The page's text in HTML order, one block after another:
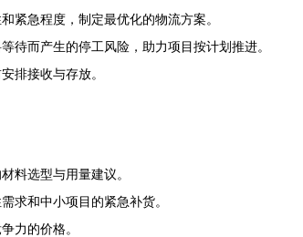
紧急程度，制定最优化的物流方案。
待而产生的停工风险，助力项目按计划推进。
排接收与存放。
料选型与用量建议。
求和中小项目的紧急补货。
力的价格。